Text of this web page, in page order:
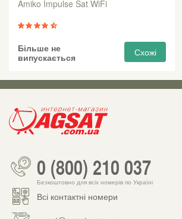
Amiko Impulse Sat WiFi
Більше не
випускається
Схожі
0 (800) 210 037
Безкоштовно для всіх номерів по Україні
Всі контактні номери